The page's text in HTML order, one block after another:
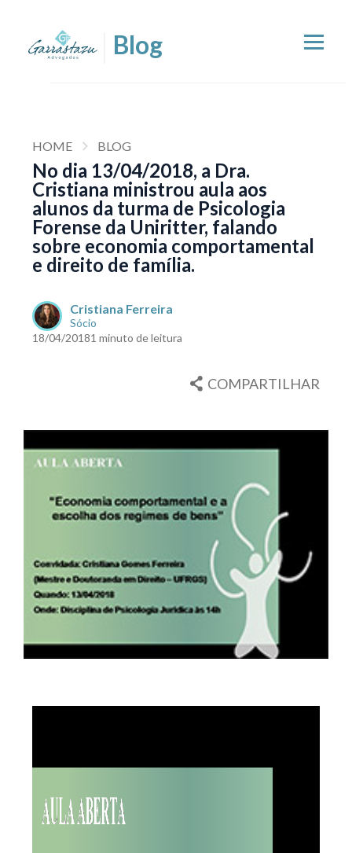
HOME BLOG
No dia 13/04/2018, a Dra.
Cristiana ministrou aula aos
alunos da turma de Psicologia
Forense da Uniritter, falando
sobre economia comportamental
e direito de família.
Cristiana Ferreira
Sócio
18/04/20181 minuto de leitura
COMPARTILHAR